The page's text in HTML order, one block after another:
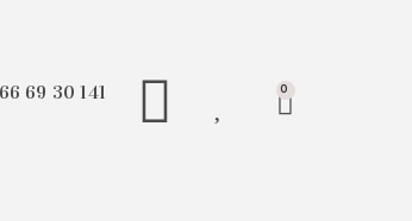
69 30 141 0